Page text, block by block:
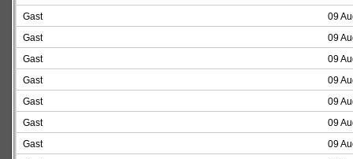
Gast
09
Gast
09
Gast
09
Gast
09
Gast
09
Gast
09
Gast
09